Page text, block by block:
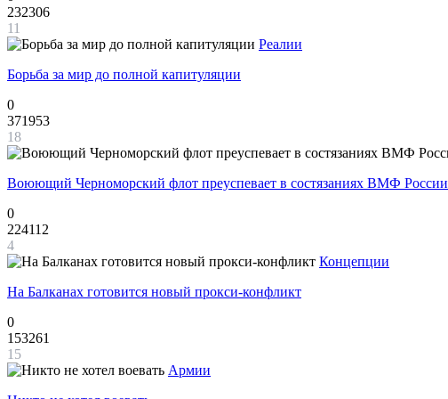
232306
11
Реалии
Борьба за мир до полной капитуляции
0
371953
18
Воюющий Черноморский флот преуспевает в состязаниях ВМФ России
0
224112
4
Концепции
На Балканах готовится новый прокси-конфликт
0
153261
15
Армии